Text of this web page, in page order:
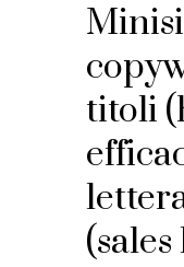
titoli